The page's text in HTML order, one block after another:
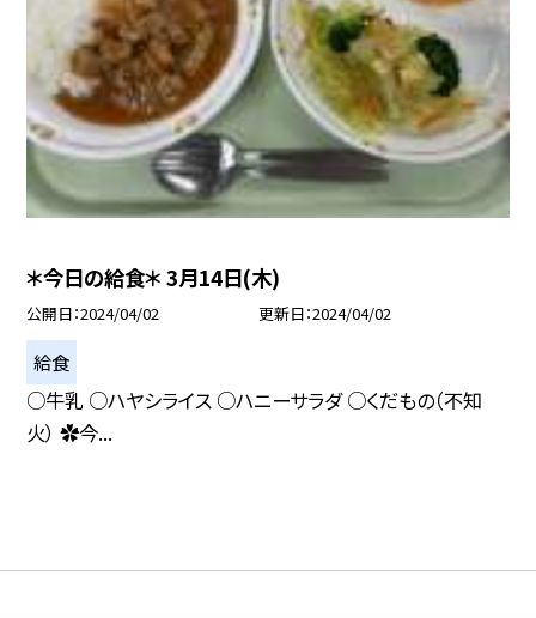
＊今日の給食＊ 3月14日(木)
公開日 2024/04/02 更新日 2024/04/02
給食
○牛乳 ○ハヤシライス ○ハニーサラダ ○くだもの（不知
火） ✿今...